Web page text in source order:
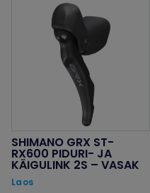
SHIMANO GRX ST-
RX600 PIDURI- JA
KÄIGULINK 2S – VASAK
Laos